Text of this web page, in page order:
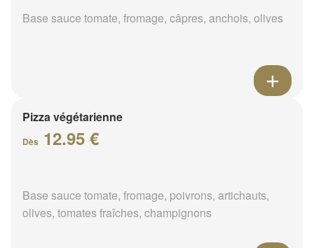
Base sauce tomate, fromage, câpres, anchois, olives
Pizza végétarienne
Dès 12.95 €
Base sauce tomate, fromage, poivrons, artichauts,
olives, tomates fraîches, champignons